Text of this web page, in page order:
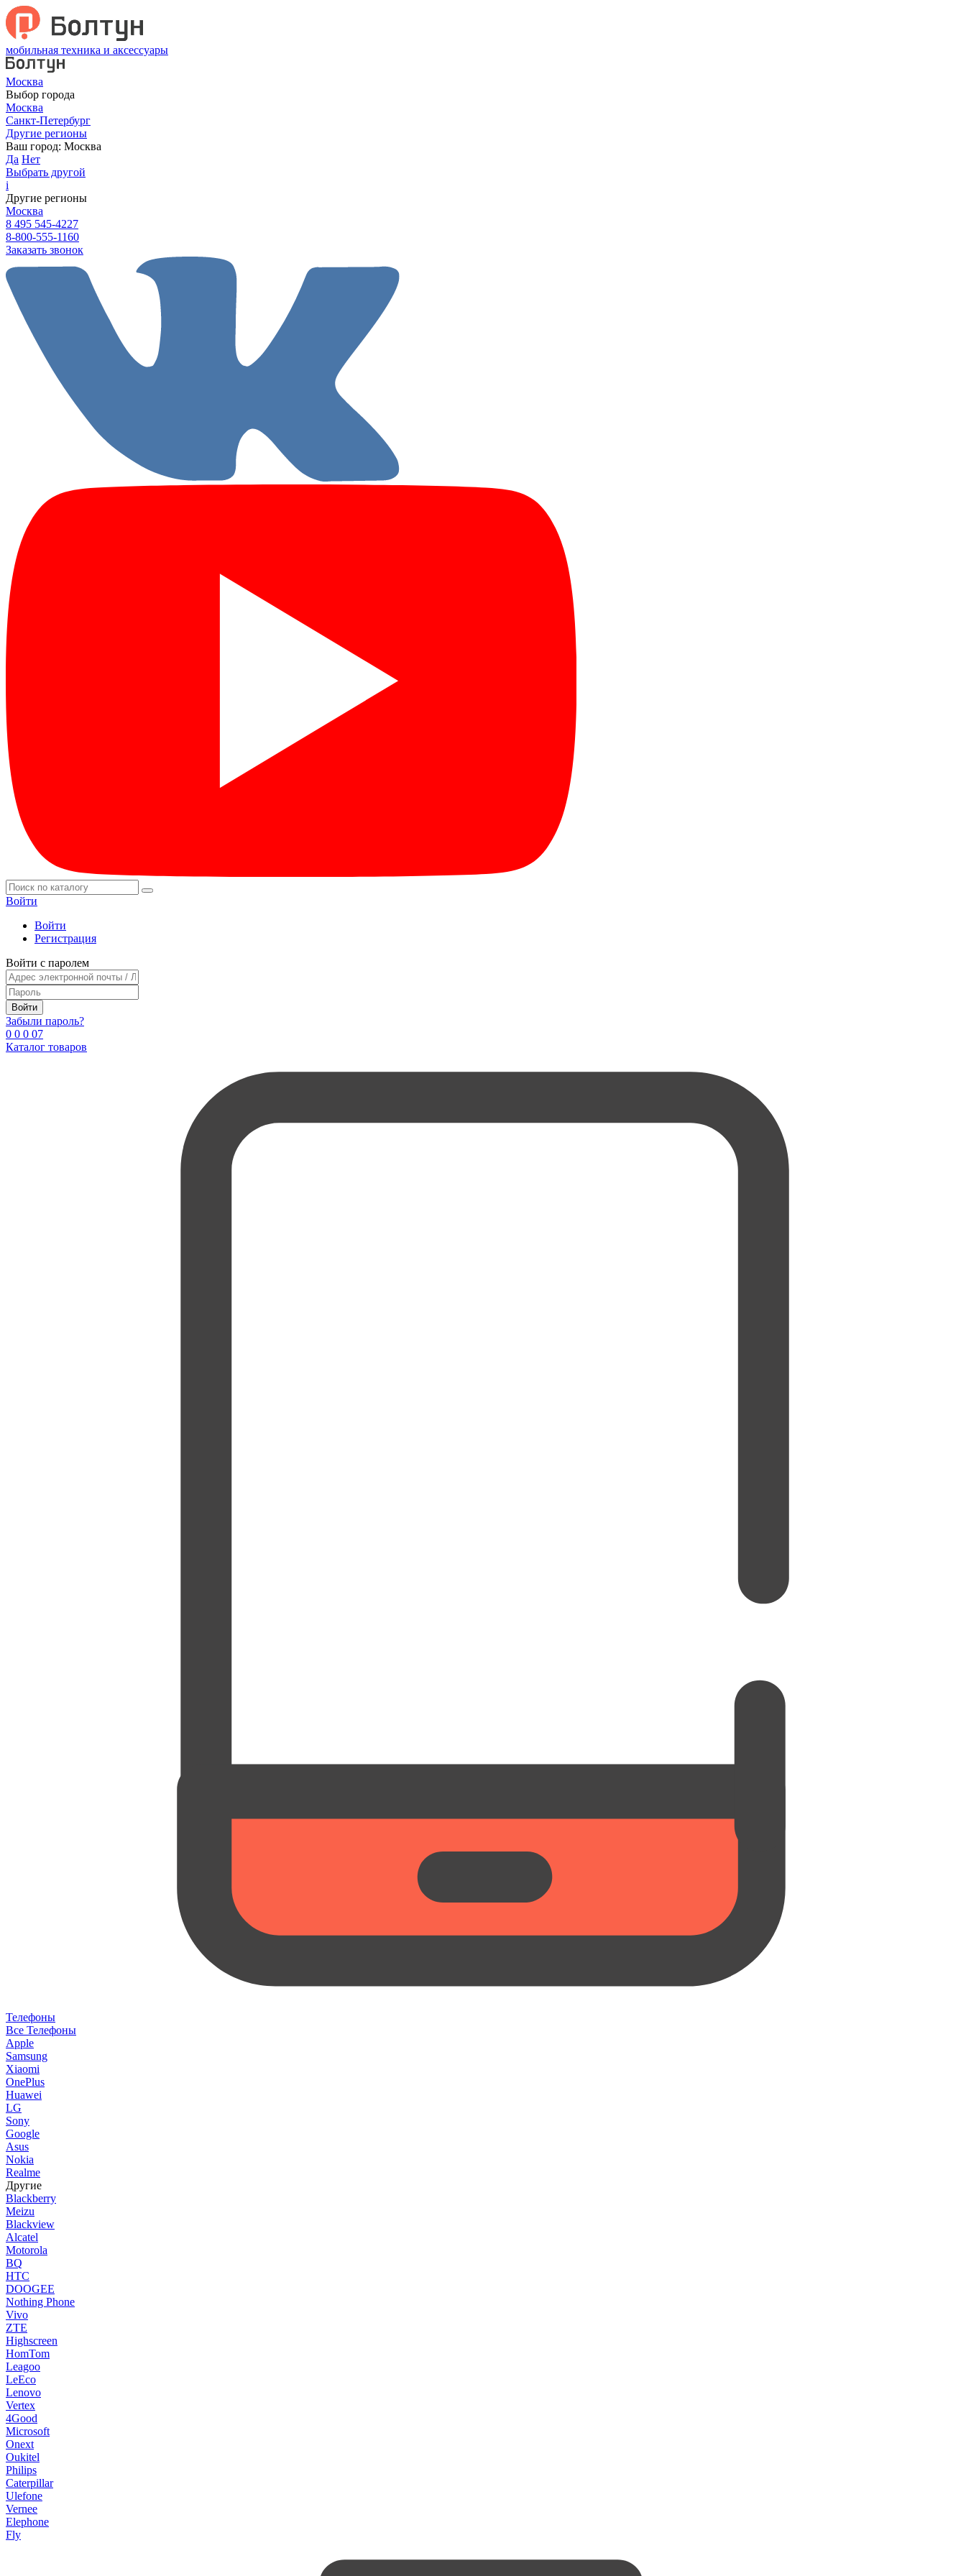
мобильная техника и аксессуары
Москва
Выбор города
Москва
Санкт-Петербург
Другие регионы
Ваш город: Москва
Да Нет
Выбрать другой
i
Другие регионы
Москва
8 495 545-4227
8-800-555-1160
Заказать звонок
Войти
Войти
Регистрация
Войти с паролем
Войти
Забыли пароль?
0 0 0 07
Каталог товаров
Телефоны
Все Телефоны
Apple
Samsung
Xiaomi
OnePlus
Huawei
LG
Sony
Google
Asus
Nokia
Realme
Другие
Blackberry
Meizu
Blackview
Alcatel
Motorola
BQ
HTC
DOOGEE
Nothing Phone
Vivo
ZTE
Highscreen
HomTom
Leagoo
LeEco
Lenovo
Vertex
4Good
Microsoft
Onext
Oukitel
Philips
Caterpillar
Ulefone
Vernee
Elephone
Fly